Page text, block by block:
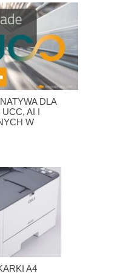
DLA
AI I
W
A4